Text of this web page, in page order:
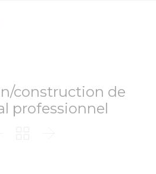
construction de
professionnel